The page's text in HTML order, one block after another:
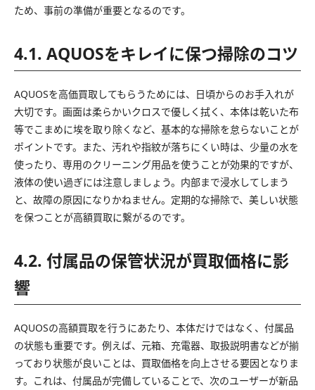
ため、事前の準備が重要となるのです。
4.1. AQUOSをキレイに保つ掃除のコツ
AQUOSを高価買取してもらうためには、日頃からのお手入れが
大切です。画面は柔らかいクロスで優しく拭く、本体は乾いた布
等でこまめに埃を取り除くなど、基本的な掃除を怠らないことが
ポイントです。また、汚れや指紋が落ちにくい時は、少量の水を
使ったり、専用のクリーニング用品を使うことが効果的ですが、
液体の使い過ぎには注意しましょう。内部まで浸水してしまう
と、故障の原因になりかねません。定期的な掃除で、美しい状態
を保つことが高額買取に繋がるのです。
4.2. 付属品の保管状況が買取価格に影
響
AQUOSの高額買取を行うにあたり、本体だけではなく、付属品
の状態も重要です。例えば、元箱、充電器、取扱説明書などが揃
っており状態が良いことは、買取価格を向上させる要因となりま
す。これは、付属品が完備していることで、次のユーザーが新品